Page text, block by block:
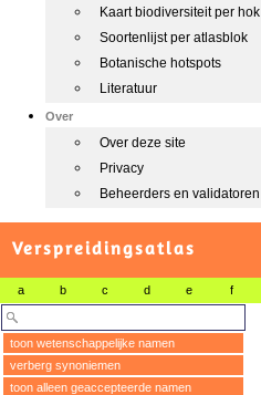
Kaart biodiversiteit per hok
Soortenlijst per atlasblok
Botanische hotspots
Literatuur
Over
Over deze site
Privacy
Beheerders en validatoren
Verspreidingsatlas
a b c d e f
toon wetenschappelijke namen
verberg synoniemen
toon alleen geaccepteerde namen